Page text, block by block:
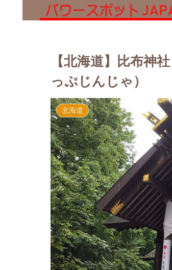
【北海道】比布神
っぷじんじゃ）
北海道